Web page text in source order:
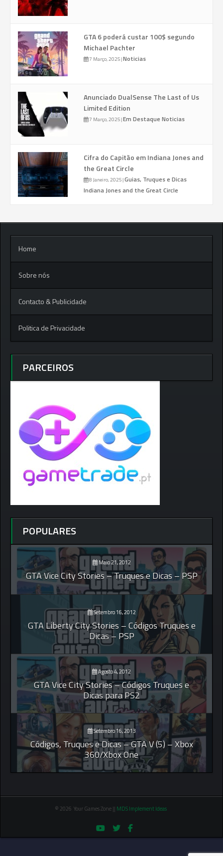
GTA 6 poderá custar 100$ segundo
Michael Pachter
7 Março, 2025|Noticias
Anunciado DualSense The Last of Us
Limited Edition
7 Março, 2025|Em Destaque Noticias
Cifra do Capitão em Indiana Jones and
the Great Circle
8 Janeiro, 2025|Guias, Truques e Dicas
Indiana Jones and the Great Circle
Home
Sobre nós
Contacto & Publicidade
Politica de Privacidade
PARCEIROS
POPULARES
Maio 21, 2012
GTA Vice City Stories – Truques e Dicas – PSP
Setembro 16, 2012
GTA Liberty City Stories – Códigos Truques e
Dicas – PSP
Agosto 4, 2012
GTA Vice City Stories – Códigos Truques e
Dicas para PS2
Setembro 16, 2013
Códigos, Truques e Dicas – GTA V (5) – Xbox
360/Xbox One
© 2026 Your Games Zone || MDS Implement Ideas